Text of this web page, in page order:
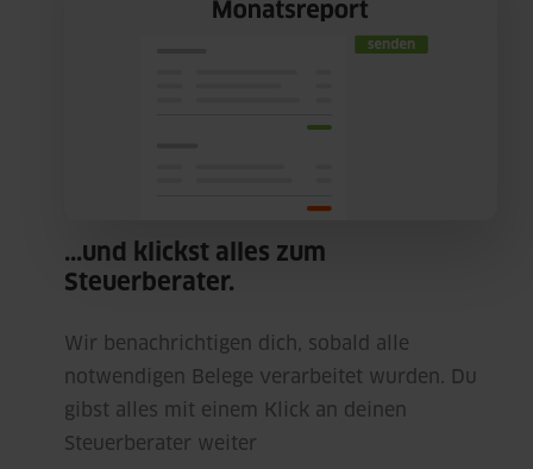
...und klickst alles zum
Steuerberater.
Wir benachrichtigen dich, sobald alle
notwendigen Belege verarbeitet wurden. Du
gibst alles mit einem Klick an deinen
Steuerberater weiter